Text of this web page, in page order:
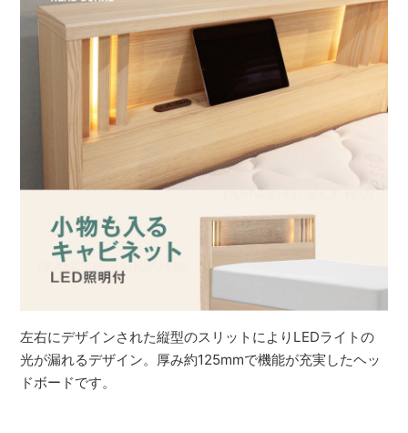
左右にデザインされた縦型のスリットによりLEDライトの
光が漏れるデザイン。厚み約125mmで機能が充実したヘッ
ドボードです。